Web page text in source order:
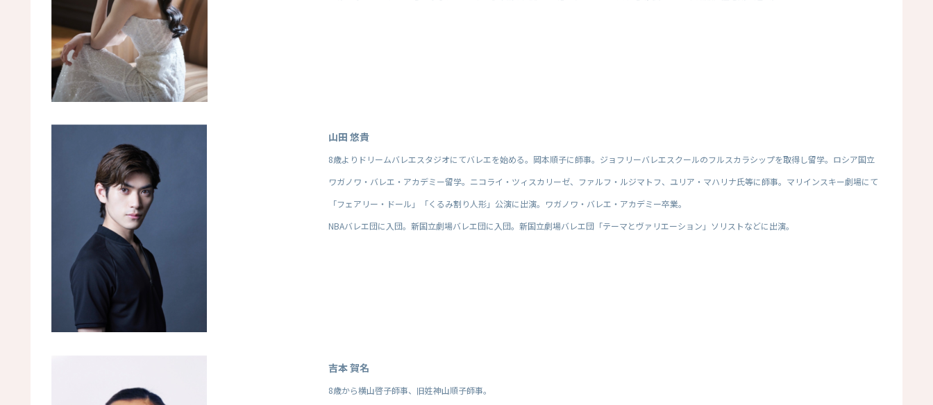
山田 悠貴
8歳よりドリームバレエスタジオにてバレエを始める。岡本順子に師事。ジョフリーバレエスクールのフルスカラシップを取得し留学。ロシア国立
ワガノワ・バレエ・アカデミー留学。ニコライ・ツィスカリーゼ、ファルフ・ルジマトフ、ユリア・マハリナ氏等に師事。マリインスキー劇場にて
「フェアリー・ドール」「くるみ割り人形」公演に出演。ワガノワ・バレエ・アカデミー卒業。
NBAバレエ団に入団。新国立劇場バレエ団に入団。新国立劇場バレエ団「テーマとヴァリエーション」ソリストなどに出演。
吉本 賀名
8歳から横山啓子師事、旧姓神山順子師事。